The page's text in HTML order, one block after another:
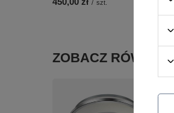
/ szt.
ZOBACZ RÓWNIEŻ